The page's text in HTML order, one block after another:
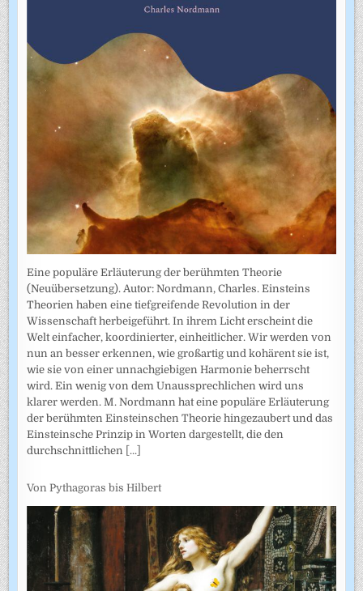
Eine populäre Erläuterung der berühmten Theorie
(Neuübersetzung). Autor: Nordmann, Charles. Einsteins
Theorien haben eine tiefgreifende Revolution in der
Wissenschaft herbeigeführt. In ihrem Licht erscheint die
Welt einfacher, koordinierter, einheitlicher. Wir werden von
nun an besser erkennen, wie großartig und kohärent sie ist,
wie sie von einer unnachgiebigen Harmonie beherrscht
wird. Ein wenig von dem Unaussprechlichen wird uns
klarer werden. M. Nordmann hat eine populäre Erläuterung
der berühmten Einsteinschen Theorie hingezaubert und das
Einsteinsche Prinzip in Worten dargestellt, die den
durchschnittlichen [...]
Von Pythagoras bis Hilbert